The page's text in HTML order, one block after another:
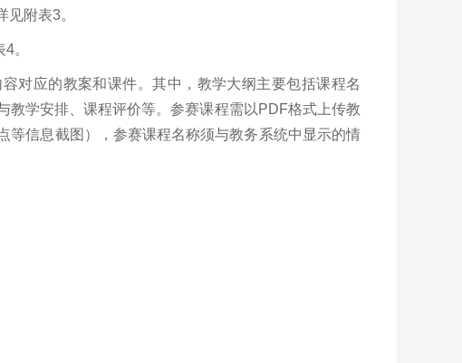
附表3。
。
对应的教案和课件。其中，教学大纲主要包括课程名
学安排、课程评价等。参赛课程需以PDF格式上传教
等信息截图），参赛课程名称须与教务系统中显示的情